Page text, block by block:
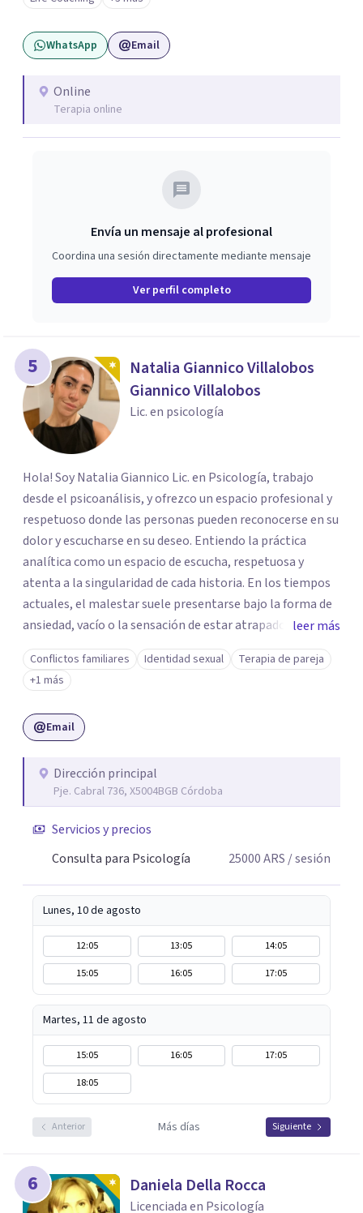
oportunidad de liderar equipos, y fue allí donde descubrí
mi pasión por acompañar a las personas en su desarrollo
profesional y personal. A nivel personal, mi propio
creencias, miedos y mandatos que ya no estaban
alineados conmigo. Ese proceso me impulsó a tomar
decisiones importantes, dejando mi trabajo de oficina, mi
WhatsApp Email
Online
Terapia online
Envía un mensaje al profesional
Coordina una sesión directamente mediante mensaje
Ver perfil completo
5
Natalia Giannico Villalobos
Giannico Villalobos
Lic. en psicología
Hola! Soy Natalia Giannico Lic. en Psicología, trabajo
desde el psicoanálisis, y ofrezco un espacio profesional y
respetuoso donde las personas pueden reconocerse en su
dolor y escucharse en su deseo. Entiendo la práctica
analítica como un espacio de escucha, respetuosa y
atenta a la singularidad de cada historia. En los tiempos
actuales, el malestar suele presentarse bajo la forma de
ansiedad, vacío o la sensación de estar atrapados en
repeticiones que no logramos nombrar. Mi propuesta es
alojar ese padecimiento sin respuestas automáticas, sino
mas bien construir un espacio para interrogar los
automatismos, leer entre líneas los conflictos y habilitar
una posición subjetiva diferente frente a la propia vida, el
leer más
Conflictos familiares Identidad sexual
Terapia de pareja
+1 más
Email
Dirección principal
Pje. Cabral 736, X5004BGB Córdoba
Servicios y precios
Consulta para Psicología
25000ARS / sesión
Lunes, 10 de agosto
12:05 13:05
14:05
15:05
16:05 17:05
Martes, 11 de agosto
15:05 16:05
17:05
18:05
Anterior Más días Siguiente
6 Daniela Della Rocca
Licenciada en Psicología